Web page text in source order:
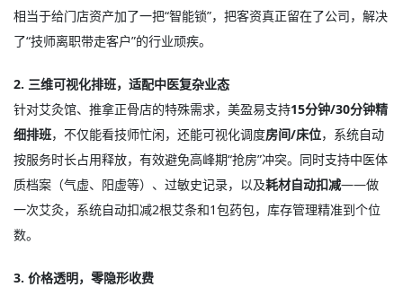
相当于给门店资产加了一把“智能锁”，把客资真正留在了公司，解决
了“技师离职带走客户”的行业顽疾。
2. 三维可视化排班，适配中医复杂业态
针对艾灸馆、推拿正骨店的特殊需求，美盈易支持15分钟/30分钟精
细排班，不仅能看技师忙闲，还能可视化调度房间/床位，系统自动
按服务时长占用释放，有效避免高峰期“抢房”冲突。同时支持中医体
质档案（气虚、阳虚等）、过敏史记录，以及耗材自动扣减——做
一次艾灸，系统自动扣减2根艾条和1包药包，库存管理精准到个位
数。
3. 价格透明，零隐形收费